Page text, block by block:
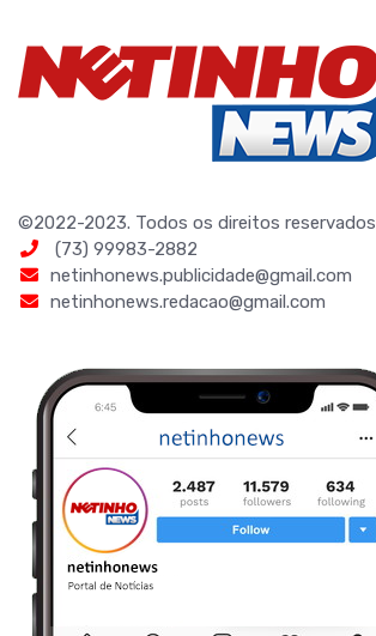
©2022-2023. Todos os direitos reservados
(73) 99983-2882
netinhonews.publicidade@gmail.com
netinhonews.redacao@gmail.com